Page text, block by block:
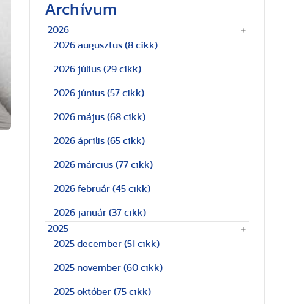
Archívum
2026
2026 augusztus (8 cikk)
2026 július (29 cikk)
2026 június (57 cikk)
2026 május (68 cikk)
2026 április (65 cikk)
2026 március (77 cikk)
2026 február (45 cikk)
2026 január (37 cikk)
2025
2025 december (51 cikk)
2025 november (60 cikk)
2025 október (75 cikk)